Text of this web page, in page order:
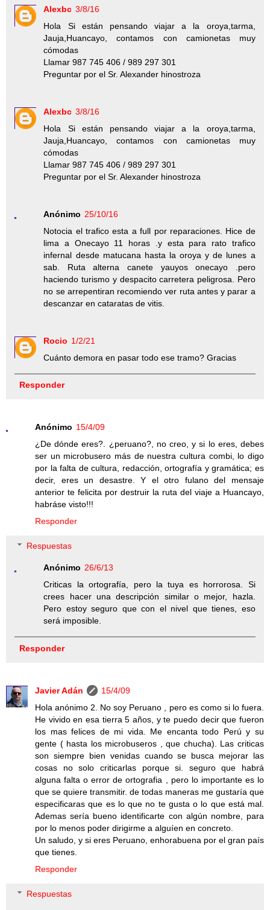
Alexbc 3/8/16
Hola Si están pensando viajar a la oroya,tarma,
Jauja,Huancayo, contamos con camionetas muy
cómodas
Llamar 987 745 406 / 989 297 301
Preguntar por el Sr. Alexander hinostroza
Alexbc 3/8/16
Hola Si están pensando viajar a la oroya,tarma,
Jauja,Huancayo, contamos con camionetas muy
cómodas
Llamar 987 745 406 / 989 297 301
Preguntar por el Sr. Alexander hinostroza
Anónimo 25/10/16
Notocia el trafico esta a full por reparaciones. Hice de
lima a Onecayo 11 horas .y esta para rato trafico
infernal desde matucana hasta la oroya y de lunes a
sab. Ruta alterna canete yauyos onecayo .pero
haciendo turismo y despacito carretera peligrosa. Pero
no se arrepentiran recomiendo ver ruta antes y parar a
descanzar en cataratas de vitis.
Rocio 1/2/21
Cuánto demora en pasar todo ese tramo? Gracias
Responder
Anónimo 15/4/09
¿De dónde eres?. ¿peruano?, no creo, y si lo eres, debes
ser un microbusero más de nuestra cultura combi, lo digo
por la falta de cultura, redacción, ortografía y gramática; es
decir, eres un desastre. Y el otro fulano del mensaje
anterior te felicita por destruir la ruta del viaje a Huancayo,
habráse visto!!!
Responder
Respuestas
Anónimo 26/6/13
Criticas la ortografía, pero la tuya es horrorosa. Si
crees hacer una descripción similar o mejor, hazla.
Pero estoy seguro que con el nivel que tienes, eso
será imposible.
Responder
Javier Adán
15/4/09
Hola anónimo 2. No soy Peruano , pero es como si lo fuera.
He vivido en esa tierra 5 años, y te puedo decir que fueron
los mas felices de mi vida. Me encanta todo Perú y su
gente ( hasta los microbuseros , que chucha). Las criticas
son siempre bien venidas cuando se busca mejorar las
cosas no solo criticarlas porque si. seguro que habrá
alguna falta o error de ortografia , pero lo importante es lo
que se quiere transmitir. de todas maneras me gustaría que
especificaras que es lo que no te gusta o lo que está mal.
Ademas sería bueno identificarte con algún nombre, para
por lo menos poder dirigirme a alguíen en concreto.
Un saludo, y si eres Peruano, enhorabuena por el gran país
que tienes.
Responder
Respuestas